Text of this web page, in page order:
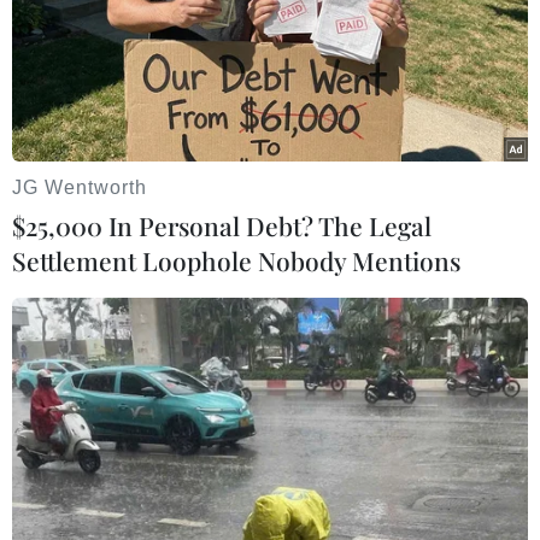
Cùng với thay đổi thói quen di chuyển, ưu tiên sử
dụng phương tiện công cộng của người dân, việc
này còn góp phần thúc đẩy du lịch trên địa bàn
thành phố.
Phó Bí thư Thành ủy, Chủ tịch Hội đồng Nhân dân
thành phố Hải Phòng Lê Văn Hiệu giao cho Văn
phòng Đoàn Đại biểu Quốc hội và Hội đồng Nhân
dân phối hợp với Sở Xây dựng làm việc với ga Hải
Dương để nâng cấp bãi trông gửi xe máy, xe đạp
hàng ngày.
Đồng thời, làm việc với các đơn vị vận tải bằng xe
buýt, xe taxi tham gia vận chuyển hành khách từ ga
Thượng Lý, ga Hải Phòng đến Trung tâm hành
JG Wentworth
$25,000 In Personal Debt? The Legal
Settlement Loophole Nobody Mentions